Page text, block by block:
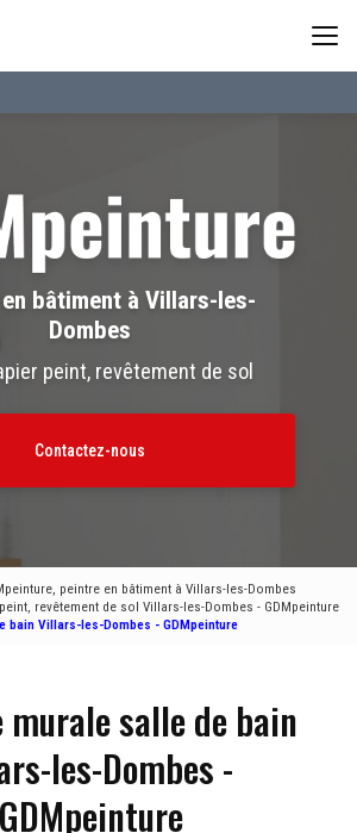
bâtiment à Villars-les-
Dombes
peint, revêtement de sol
Contactez-nous
peintre en bâtiment à Villars-les-Dombes
revêtement de sol Villars-les-Dombes - GDMpeinture
bain Villars-les-Dombes - GDMpeinture
salle de bain
les-Dombes -
GDMpeinture